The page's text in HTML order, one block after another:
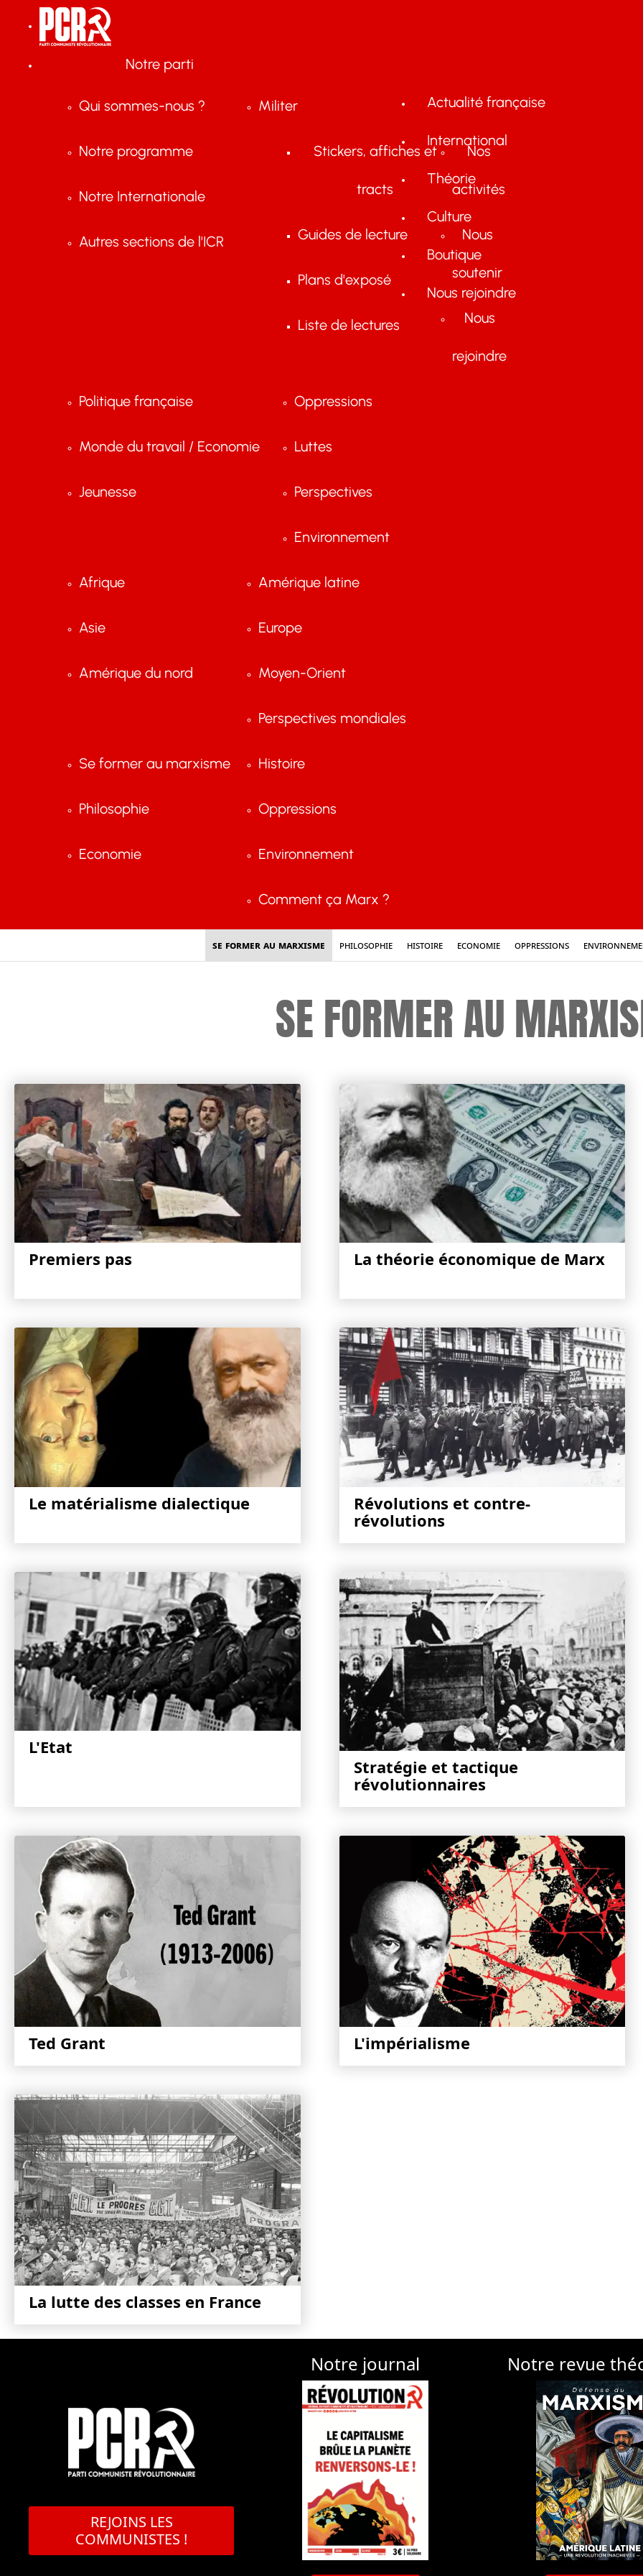
Notre parti
Qui sommes-nous ?
Notre programme
Notre Internationale
Autres sections de l'ICR
Militer
Stickers, affiches et
tracts
Guides de lecture
Plans d'exposé
Liste de lectures
Nos
activités
Nous
soutenir
Nous
rejoindre
Actualité française
Politique française
Monde du travail / Economie
Jeunesse
Oppressions
Luttes
Perspectives
Environnement
International
Afrique
Asie
Amérique du nord
Amérique latine
Europe
Moyen-Orient
Perspectives mondiales
Théorie
Se former au marxisme
Philosophie
Economie
Histoire
Oppressions
Environnement
Comment ça Marx ?
Culture
Boutique
Nous rejoindre
Se former au marxisme Philosophie Histoire Economie Oppressions
SE FORMER AU
Premiers pas La théorie économique de Marx
Le matérialisme dialectique
Révolutions et contre-
révolutions
L'Etat
Stratégie et tactique
révolutionnaires
Ted Grant L'impérialisme
La lutte des classes en France
REJOINS LES
COMMUNISTES !
Notre journal
Notre revue